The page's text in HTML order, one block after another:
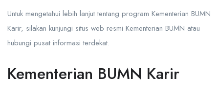
Untuk mengetahui lebih lanjut tentang program Kementerian BUMN
Karir, silakan kunjungi situs web resmi Kementerian BUMN atau
hubungi pusat informasi terdekat.
Kementerian BUMN Karir